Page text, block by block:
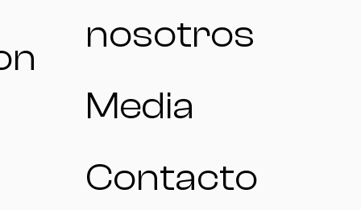
nosotros
Media
Contacto